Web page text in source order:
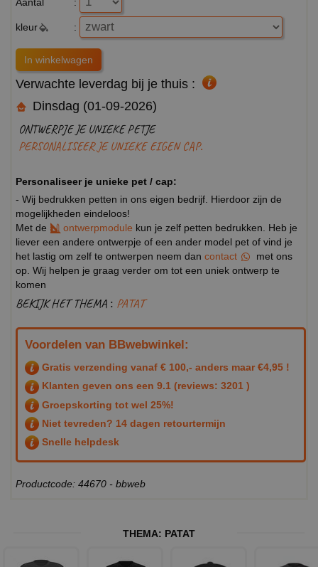
kleur :
Verwachte leverdag bij je thuis :
Dinsdag (01-09-2026)
ONTWERPJE JE UNIEKE PETJE
PERSONALISEER JE UNIEKE EIGEN CAP.
Personaliseer je unieke pet / cap:
- Wij bedrukken petten in ons eigen bedrijf. Hierdoor zijn de
mogelijkheden eindeloos!
Met de
ontwerpmodule kun je zelf petten bedrukken. Heb je
liever een andere ontwerpje of een ander model pet of vind je
het lastig om zelf te ontwerpen neem dan contact
met ons
op. Wij helpen je graag verder om tot een uniek ontwerp te
komen
BEKIJK HET THEMA : PATAT
Voordelen van BBwebwinkel:
Gratis verzending vanaf € 100,- anders maar €4,95 !
Klanten geven ons een 9.1 (reviews: 3201 )
Groepskorting tot wel 25%!
Niet tevreden? 14 dagen retourtermijn
Snelle helpdesk
Productcode: 44670 - bbweb
THEMA: PATAT